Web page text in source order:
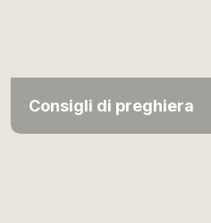
Consigli di preghiera